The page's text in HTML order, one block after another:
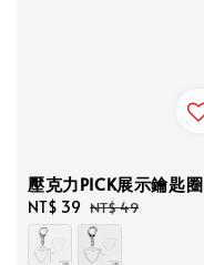
壓克力PICK展示鑰匙圈
Sale
price
NT$ 39 Regular
price
NT$ 49